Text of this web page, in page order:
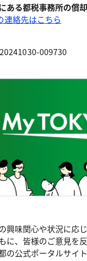
ある都税事務所の償
連絡先はこちら
009730
興味関心や状況に応
に、皆様のご意見を
の公式ポータルサイト